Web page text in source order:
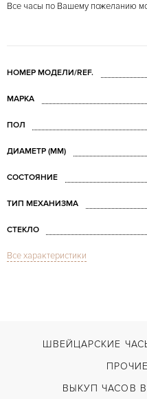
Все часы по Вашему пожеланию
НОМЕР МОДЕЛИ/REF.
МАРКА
ПОЛ
ДИАМЕТР (MM)
СОСТОЯНИЕ
ТИП МЕХАНИЗМА
СТЕКЛО
МОДЕЛЬ
Все характеристики
ШВЕЙЦАРСКИЕ
ВЫКУП ЧАСОВ